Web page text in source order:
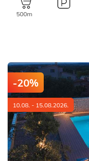
500m
-20%
10.08. - 15.08.2026.